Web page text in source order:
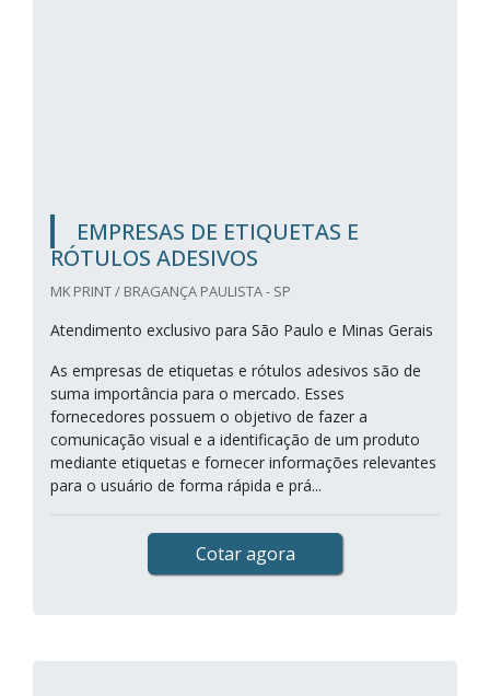
EMPRESAS DE ETIQUETAS E
RÓTULOS ADESIVOS
MK PRINT / BRAGANÇA PAULISTA - SP
Atendimento exclusivo para São Paulo e Minas Gerais
As empresas de etiquetas e rótulos adesivos são de
suma importância para o mercado. Esses
fornecedores possuem o objetivo de fazer a
comunicação visual e a identificação de um produto
mediante etiquetas e fornecer informações relevantes
para o usuário de forma rápida e prá...
Cotar agora